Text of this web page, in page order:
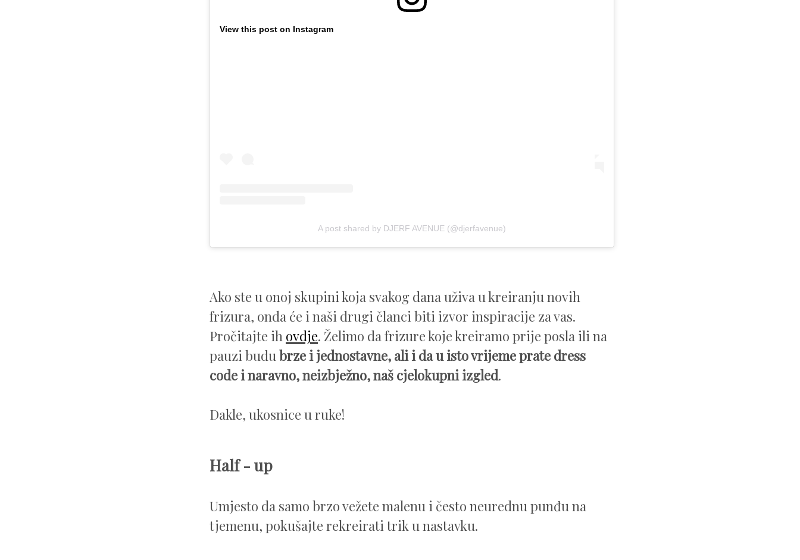
View this post on Instagram
A post shared by DJERF AVENUE (@djerfavenue)
Ako ste u onoj skupini koja svakog dana uživa u kreiranju novih
frizura, onda će i naši drugi članci biti izvor inspiracije za vas.
Pročitajte ih ovdje. Želimo da frizure koje kreiramo prije posla ili na
pauzi budu brze i jednostavne, ali i da u isto vrijeme prate dress
code i naravno, neizbježno, naš cjelokupni izgled.
Dakle, ukosnice u ruke!
Half - up
Umjesto da samo brzo vežete malenu i često neurednu punđu na
tjemenu, pokušajte rekreirati trik u nastavku.